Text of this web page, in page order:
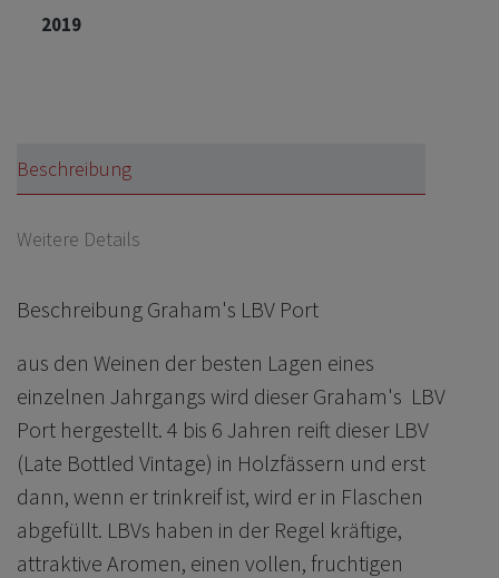
2019
Beschreibung
Weitere Details
Beschreibung Graham's LBV Port
aus den Weinen der besten Lagen eines
einzelnen Jahrgangs wird dieser Graham's LBV
Port hergestellt. 4 bis 6 Jahren reift dieser LBV
(Late Bottled Vintage) in Holzfässern und erst
dann, wenn er trinkreif ist, wird er in Flaschen
abgefüllt. LBVs haben in der Regel kräftige,
attraktive Aromen, einen vollen, fruchtigen